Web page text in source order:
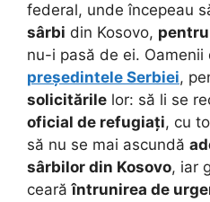
federal, unde începeau
sârbi din Kosovo, pentru
nu-i pasă de ei.
președintele Serbiei,
solicitările lor: să li se
oficial de refugiați, cu
să nu se mai ascundă
sârbilor din Kosovo, iar
cearăîntrunirea de